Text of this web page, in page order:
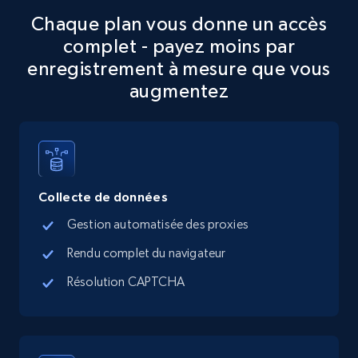
5.6K+
URL, Title, Available, Description, Currency, Initial
price, Final price, Discount percent, and more.
5.4K+ 668+
TikTok Shop - category
Chaque plan vous donne un accès
complet - payez moins par
enregistrement à mesure que vous
augmentez
Collecte de données
Gestion automatisée des proxies
Rendu complet du navigateur
Résolution CAPTCHA